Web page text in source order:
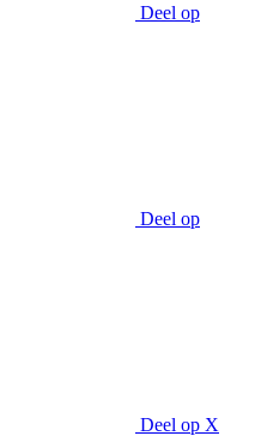
Deel op
Deel op
Deel op X